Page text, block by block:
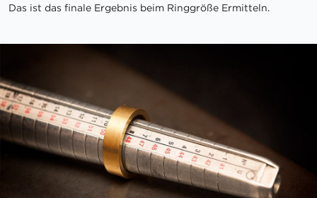
Das ist das finale Ergebnis beim Ringgröße Ermitteln.